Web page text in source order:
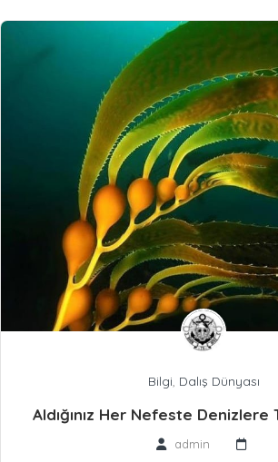
Bilgi, Dalış Dünyası
Aldığınız Her Nefeste Denizlere
admin